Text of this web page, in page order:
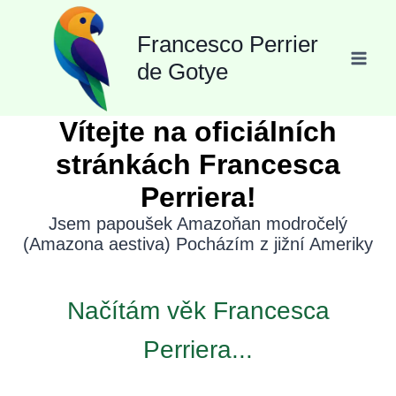
Přeskočit
Francesco Perrier
de Gotye
Vítejte na oficiálních
stránkách Francesca
Perriera!
Jsem papoušek Amazoňan modročelý
(Amazona aestiva) Pocházím z jižní Ameriky
Načítám věk Francesca
Perriera...